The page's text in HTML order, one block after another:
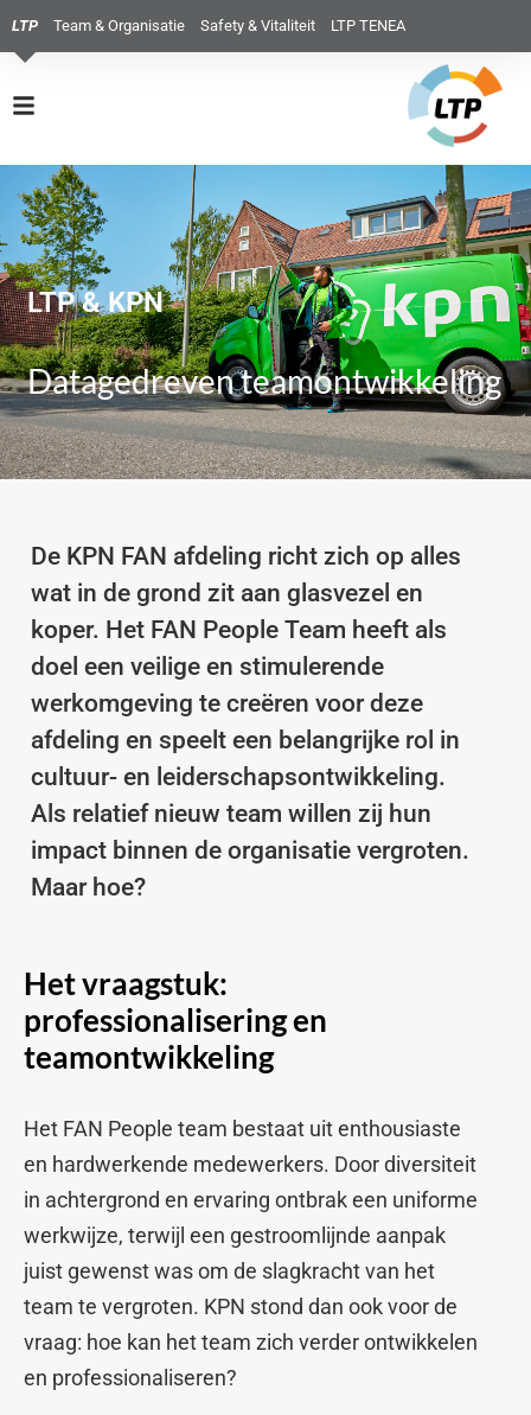
LTP Team & Organisatie Safety & Vitaliteit LTP TENEA
LTP & KPN
Datagedreven teamontwikkeling
De KPN FAN afdeling richt zich op alles
wat in de grond zit aan glasvezel en
koper. Het FAN People Team heeft als
doel een veilige en stimulerende
werkomgeving te creëren voor deze
afdeling en speelt een belangrijke rol in
cultuur- en leiderschapsontwikkeling.
Als relatief nieuw team willen zij hun
impact binnen de organisatie vergroten.
Maar hoe?
Het vraagstuk:
professionalisering en
teamontwikkeling
Het FAN People team bestaat uit enthousiaste
en hardwerkende medewerkers. Door diversiteit
in achtergrond en ervaring ontbrak een uniforme
werkwijze, terwijl een gestroomlijnde aanpak
juist gewenst was om de slagkracht van het
team te vergroten. KPN stond dan ook voor de
vraag: hoe kan het team zich verder ontwikkelen
en professionaliseren?